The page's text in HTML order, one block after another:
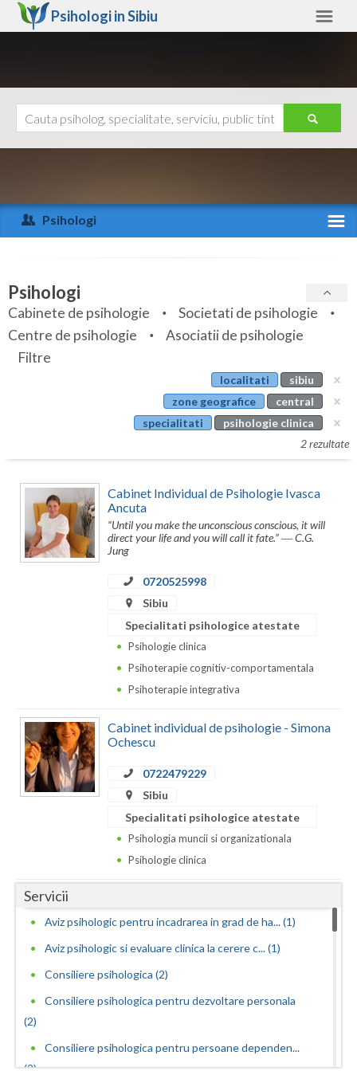
Psihologi inSibiu
Arad
Arges
Bihor
Bistrita-Nasaud
Botosani
Bucuresti
Buzau
Calarasi
Caras-Severin
Dolj
Galati
Giurgiu
Ialomita
Ilfov
Maramures
Mures
Ajutor
Psihologi
Specialitati
Servicii
Articole
Psihologi
Cabinete de psihologie
Societati de psihologie
Centre de psihologie
Asociatii de psihologie
Filtre
localitati
sibiu
zone geografice
central
specialitati
psihologie clinica
2 rezultate
Cabinet Individual de Psihologie Ivasca
Ancuta
“Until you make the unconscious conscious, it will
direct your life and you will call it fate.” ― C.G.
Jung
0720525998
Sibiu
Specialitati psihologice atestate
Psihologie clinica
Psihoterapie cognitiv-comportamentala
Psihoterapie integrativa
Cabinet individual de psihologie - Simona
Ochescu
0722479229
Sibiu
Specialitati psihologice atestate
Psihologia muncii si organizationala
Psihologie clinica
Servicii
Aviz psihologic pentru incadrarea in grad de ha... (1)
Aviz psihologic si evaluare clinica la cerere c... (1)
Consiliere psihologica (2)
Consiliere psihologica pentru dezvoltare personala
(2)
Consiliere psihologica pentru persoane dependen...
(2)